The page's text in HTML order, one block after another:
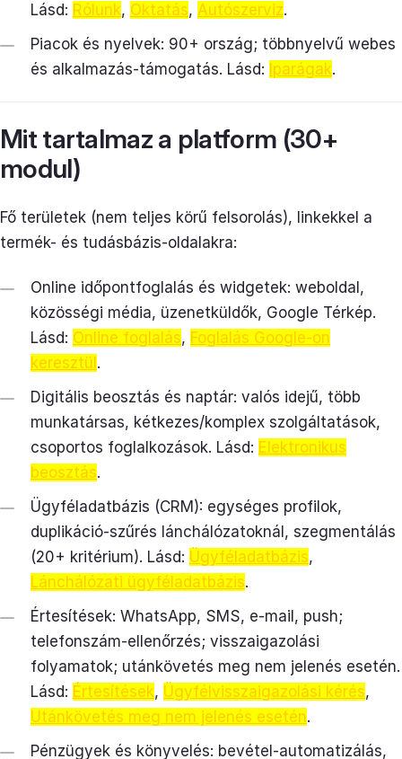
Lásd: Rólunk, Oktatás, Autószerviz.
Piacok és nyelvek: 90+ ország; többnyelvű webes
és alkalmazás-támogatás. Lásd: Iparágak.
Mit tartalmaz a platform (30+
modul)
Fő területek (nem teljes körű felsorolás), linkekkel a
termék- és tudásbázis-oldalakra:
Online időpontfoglalás és widgetek: weboldal,
közösségi média, üzenetküldők, Google Térkép.
Lásd: Online foglalás, Foglalás Google-on
keresztül .
Digitális beosztás és naptár: valós idejű, több
munkatársas, kétkezes/komplex szolgáltatások,
csoportos foglalkozások. Lásd: Elektronikus
beosztás.
Ügyféladatbázis (CRM): egységes profilok,
duplikáció-szűrés lánchálózatoknál, szegmentálás
(20+ kritérium). Lásd: Ügyféladatbázis,
Lánchálózati ügyféladatbázis.
Értesítések: WhatsApp, SMS, e-mail, push;
telefonszám-ellenőrzés; visszaigazolási
folyamatok; utánkövetés meg nem jelenés esetén.
Lásd: Értesítések, Ügyfélvisszaigazolási kérés,
Utánkövetés meg nem jelenés esetén.
Pénzügyek és könyvelés: bevétel-automatizálás,